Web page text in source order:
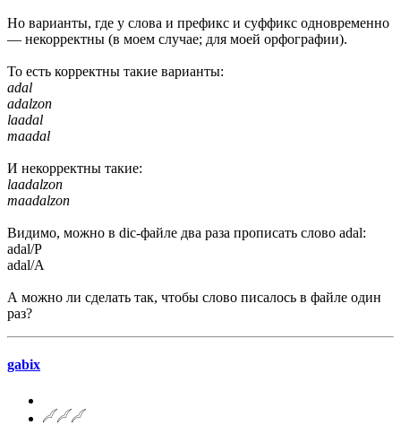
Но варианты, где у слова и префикс и суффикс одновременно
— некорректны (в моем случае; для моей орфографии).
То есть корректны такие варианты:
adal
adalzon
laadal
maadal
И некорректны такие:
laadalzon
maadalzon
Видимо, можно в dic-файле два раза прописать слово adal:
adal/P
adal/A
А можно ли сделать так, чтобы слово писалось в файле один
раз?
gabix